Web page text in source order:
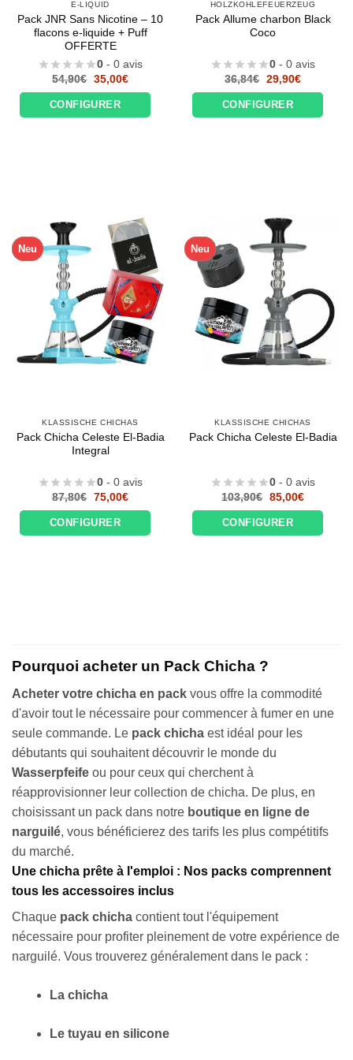
E-LIQUID
Pack JNR Sans Nicotine – 10
flacons e-liquide + Puff
OFFERTE
0 - 0 avis
54,90€ Le
prix
initial
était :
54,90€.
35,00€Le
actuel
35,00€.
CONFIGURER
HOLZKOHLEFEUERZEUG
Pack Allume charbon Black
Coco
0 - 0 avis
36,84€ Le
prix
initial
était :
36,84€.
29,90€Le
actuel
29,90€.
CONFIGURER
Neu
KLASSISCHE CHICHAS
Pack Chicha Celeste El-Badia
Integral
0 - 0 avis
87,80€ Le
prix
initial
était :
87,80€.
75,00€Le
actuel
75,00€.
CONFIGURER
Neu
KLASSISCHE CHICHAS
Pack Chicha Celeste El-Badia
0 - 0 avis
103,90€ Le
prix
initial
était :
103,90€.
85,00€Le
actuel
85,00€.
CONFIGURER
Pourquoi acheter un Pack Chicha ?
Acheter votre chicha en pack vous offre la commodité
d'avoir tout le nécessaire pour commencer à fumer en une
seule commande. Le pack chicha est idéal pour les
débutants qui souhaitent découvrir le monde du
Wasserpfeife ou pour ceux qui cherchent à
réapprovisionner leur collection de chicha. De plus, en
choisissant un pack dans notre boutique en ligne de
narguilé, vous bénéficierez des tarifs les plus compétitifs
du marché.
Une chicha prête à l'emploi : Nos packs comprennent
tous les accessoires inclus
Chaque pack chicha contient tout l'équipement
nécessaire pour profiter pleinement de votre expérience de
narguilé. Vous trouverez généralement dans le pack :
La chicha
Le tuyau en silicone